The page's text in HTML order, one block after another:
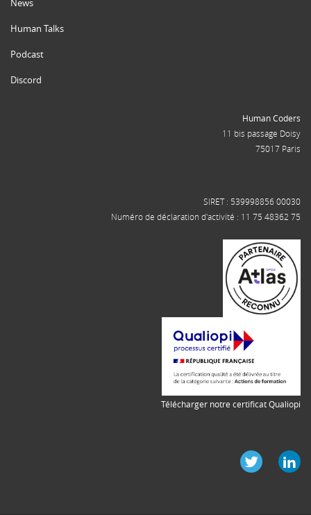
News
Human Talks
Podcast
Discord
Human Coders
11 bis passage Doisy
75017 Paris
SIRET : 539998856 00030
Numéro de déclaration d'activité : 11 75 48362 75
Télécharger notre certificat Qualiopi